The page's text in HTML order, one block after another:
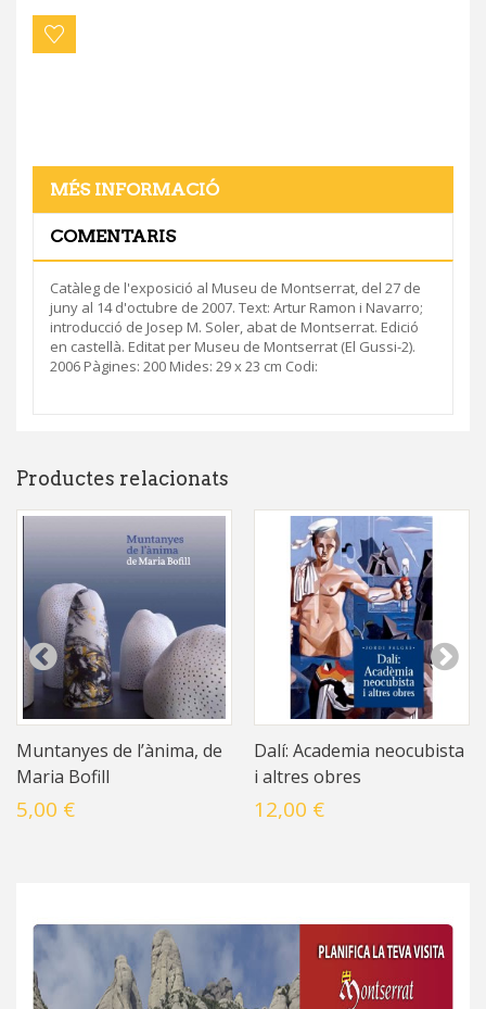
MÉS INFORMACIÓ
COMENTARIS
Catàleg de l'exposició al Museu de Montserrat, del 27 de
juny al 14 d'octubre de 2007. Text: Artur Ramon i Navarro;
introducció de Josep M. Soler, abat de Montserrat. Edició
en castellà. Editat per Museu de Montserrat (El Gussi-2).
2006 Pàgines: 200 Mides: 29 x 23 cm Codi:
Productes relacionats
Muntanyes de l’ànima, de
Maria Bofill
5,00 €
Dalí: Academia neocubista
i altres obres
12,00 €